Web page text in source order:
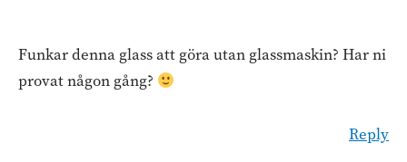
Funkar denna glass att göra utan glassmaskin? Har ni
provat någon gång?
Reply